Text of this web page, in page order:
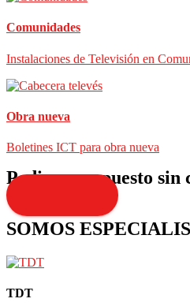
Comunidades
Instalaciones de Televisión en
Obra nueva
Boletines ICT para obra nueva
Pedir presupuesto sin
SOMOS
TDT